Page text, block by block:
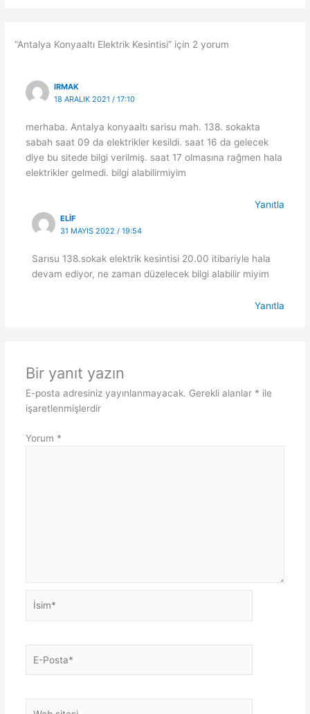
“Antalya Konyaaltı Elektrik Kesintisi” için 2 yorum
IRMAK
18 ARALIK 2021 / 17:10
merhaba. Antalya konyaaltı sarisu mah. 138. sokakta
sabah saat 09 da elektrikler kesildi. saat 16 da gelecek
diye bu sitede bilgi verilmiş. saat 17 olmasına rağmen hala
elektrikler gelmedi. bilgi alabilirmiyim
Yanıtla
ELIF
31 MAYIS 2022 / 19:54
Sarısu 138.sokak elektrik kesintisi 20.00 itibariyle hala
devam ediyor, ne zaman düzelecek bilgi alabilir miyim
Yanıtla
Bir yanıt yazın
E-posta adresiniz yayınlanmayacak. Gerekli alanlar * ile
işaretlenmişlerdir
Yorum *
Posta*